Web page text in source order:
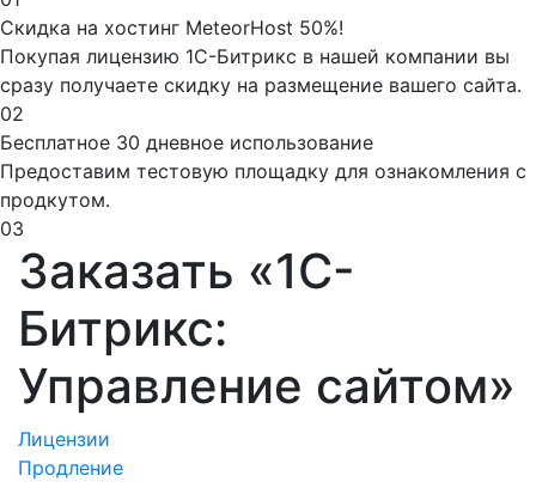
Скидка на хоcтинг MeteorHost 50%!
Покупая лицензию 1С-Битрикс в нашей компании вы
сразу получаете скидку на размещение вашего сайта.
02
Бесплатное 30 дневное использование
Предоставим тестовую площадку для ознакомления с
продкутом.
03
Заказать «1С-
Битрикс:
Управление сайтом»
Лицензии
Продление